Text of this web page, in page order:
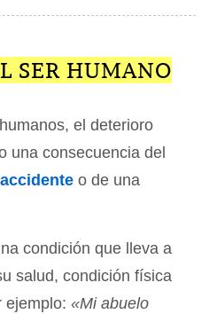
SER HUMANO
el deterioro
una consecuencia del
accidente o de una
condición que lleva a
salud, condición física
ejemplo: «Mi abuelo